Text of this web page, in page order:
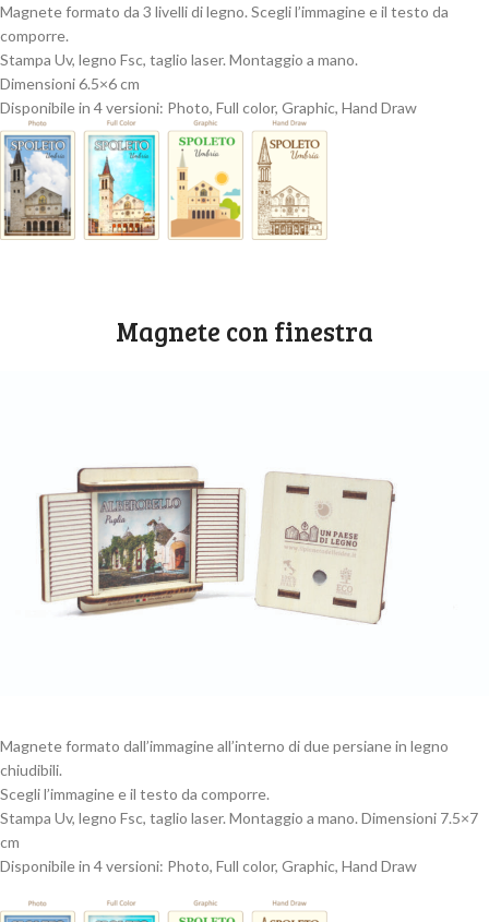
Magnete formato da 3 livelli di legno. Scegli l’immagine e il testo da
comporre.
Stampa Uv, legno Fsc, taglio laser. Montaggio a mano.
Dimensioni 6.5×6 cm
Disponibile in 4 versioni: Photo, Full color, Graphic, Hand Draw
Magnete con finestra
Magnete formato dall’immagine all’interno di due persiane in legno
chiudibili.
Scegli l’immagine e il testo da comporre.
Stampa Uv, legno Fsc, taglio laser. Montaggio a mano. Dimensioni 7.5×7
cm
Disponibile in 4 versioni: Photo, Full color, Graphic, Hand Draw